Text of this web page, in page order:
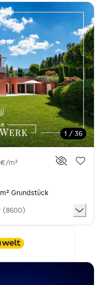
1 / 36
€/m²
Grundstück
(8600)